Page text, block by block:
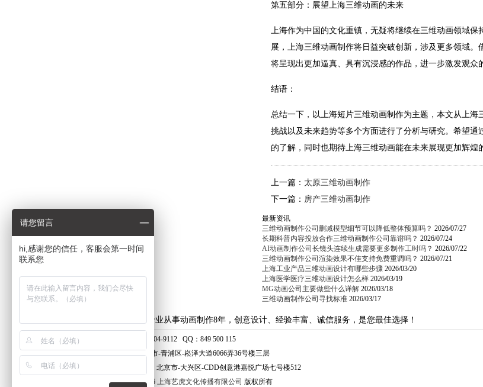
第五部分：展望上海三维动画的未来
上海作为中国的文化重镇，无疑将继续在三维动画领域
展，上海三维动画制作将日益突破创新，涉及更多领域
将呈现出更加逼真、具有沉浸感的作品，进一步激发观众
结语：
总结一下，以上海短片三维动画制作为主题，本文从上
挑战以及未来趋势等多个方面进行了分析与研究。希望
的了解，同时也期待上海三维动画能在未来展现更加辉煌
上一篇： 太原三维动画制作
下一篇： 房产三维动画制作
最新资讯
三维动画制作公司删减模型细节可以降低整体预算吗？ 2026/07/27
长期科普内容投放合作三维动画制作公司靠谱吗？ 2026/07/24
AI动画制作公司长镜头连续生成需要更多制作工时吗？ 2026/07/22
三维动画制作公司渲染效果不佳支持免费重调吗？ 2026/07/21
上海工业产品三维动画设计有哪些步骤 2026/03/20
上海医学医疗三维动画设计怎么样 2026/03/19
MG动画公司主要做些什么详解 2026/03/18
三维动画制作公司寻找标准 2026/03/17
上海艺虎专业从事动画制作8年，创意设计、经验丰富、诚信服务，是您最佳选择！
手 机：400-804-9112 QQ：849 500 115
地 址：上海市-青浦区-崧泽大道6066弄36号楼三层
北京分公司：北京市-大兴区-CDD创意港嘉悦广场七号楼512
© 2010 - 2026 上海艺虎文化传播有限公司 版权所有
请您留言
hi,感谢您的信任，客服会第一时间
联系您